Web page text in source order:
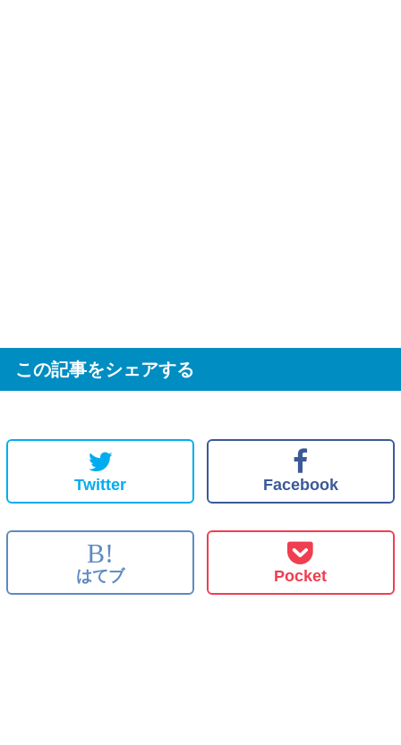
この記事をシェアする
Twitter Facebook
B!
はてブ Pocket